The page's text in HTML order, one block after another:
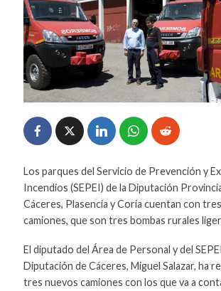
Los parques del Servicio de Prevención y
Incendios (SEPEI) de la Diputación
Cáceres, Plasencia y Coria cuentan con
camiones, que son tres bombas rurales
El diputado del Área de Personal y del
Diputación de Cáceres, Miguel Salazar, ha
tres nuevos camiones con los que va a